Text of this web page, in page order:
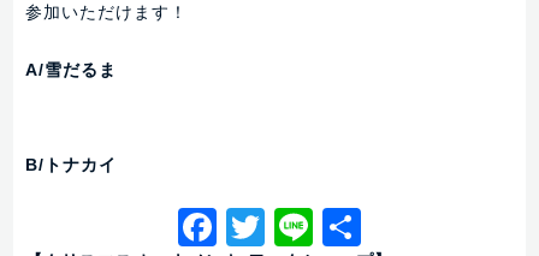
参加いただけます！
A/雪だるま
B/トナカイ
Facebook
Twitter Line